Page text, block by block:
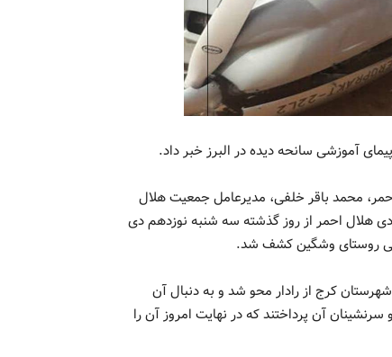
آموزشی سانحه دیده در البرز خبر داد.
محمد باقر خلفى، مدیرعامل جمعیت هلال
هلال احمر از روز گذشته سه شنبه نوزدهم دی
روستای وشگین کشف شد.
کرج از رادار محو شد و به دنبال آن
آن پرداختند که در نهایت امروز آن را